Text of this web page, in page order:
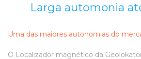
Larga automonia
Uma das maiores autonomias do
O Localizador magnético da